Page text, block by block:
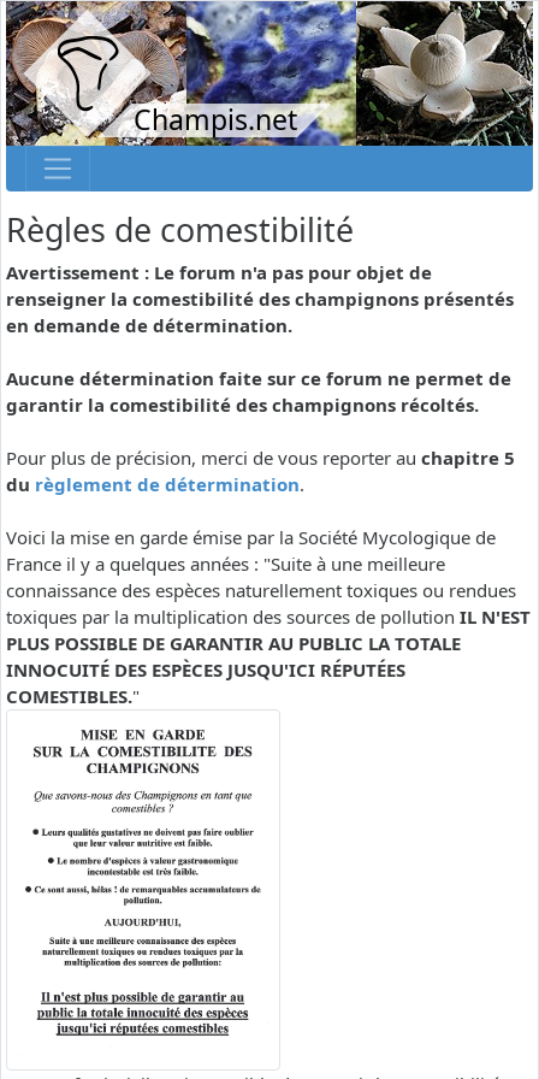
Champis.net
Règles de comestibilité
Avertissement : Le forum n'a pas pour objet de
renseigner la comestibilité des champignons présentés
en demande de détermination.
Aucune détermination faite sur ce forum ne permet de
garantir la comestibilité des champignons récoltés.
Pour plus de précision, merci de vous reporter au chapitre 5
du règlement de détermination.
Voici la mise en garde émise par la Société Mycologique de
France il y a quelques années : "Suite à une meilleure
connaissance des espèces naturellement toxiques ou rendues
toxiques par la multiplication des sources de pollution IL N'EST
PLUS POSSIBLE DE GARANTIR AU PUBLIC LA TOTALE
INNOCUITÉ DES ESPÈCES JUSQU'ICI RÉPUTÉES
COMESTIBLES."